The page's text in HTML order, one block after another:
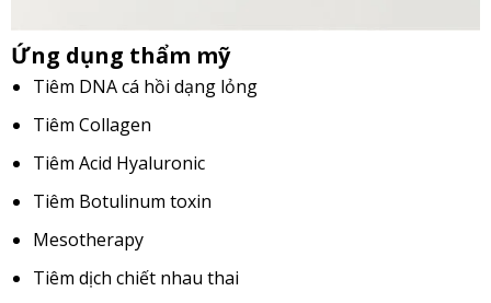
Ứng dụng thẩm mỹ
Tiêm DNA cá hồi dạng lỏng
Tiêm Collagen
Tiêm Acid Hyaluronic
Tiêm Botulinum toxin
Mesotherapy
Tiêm dịch chiết nhau thai